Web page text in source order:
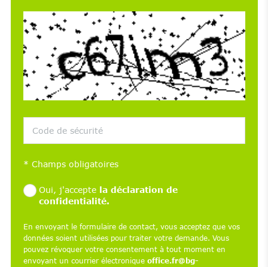
* Champs obligatoires
Oui, j'accepte la déclaration de
confidentialité.
En envoyant le formulaire de contact, vous acceptez que vos
données soient utilisées pour traiter votre demande. Vous
pouvez révoquer votre consentement à tout moment en
envoyant un courrier électronique office.fr@bg-